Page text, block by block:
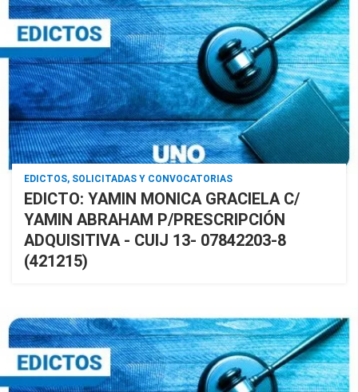
EDICTOS, SOLICITADAS Y CONVOCATORIAS
EDICTO: YAMIN MONICA GRACIELA C/
YAMIN ABRAHAM P/PRESCRIPCIÓN
ADQUISITIVA - CUIJ 13- 07842203-8
(421215)